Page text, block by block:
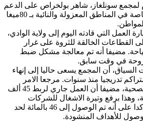
لمجمع سونلغاز، شاهر بولخراص على الدعم
في شبكات الكهرباء، خاصة في المناطق المعزولة والنائية بـ 80ميغا
العمل التي قادته اليوم إلى ولاية الوادي،
القطاعات الخالقة للثروة على غرار
مضيفا أنه تم معالجة مشكل ضبط
في وقت سابق.
أن المجمع يسعى حاليا إلى إنهاء
المتراكم تدريجيا منذ سنوات. مرجعا الامر
للظروف الاقتصادية والصحية، مضيفا أن العمل جاري لربط 45 ألف
وهذا برفع وتيرة الاشغال للشركات
والمقاولات الكبرى، موكدا على أنه تم الوصول إلى 46 بالمائة لحد
للأهداف المنشودة.